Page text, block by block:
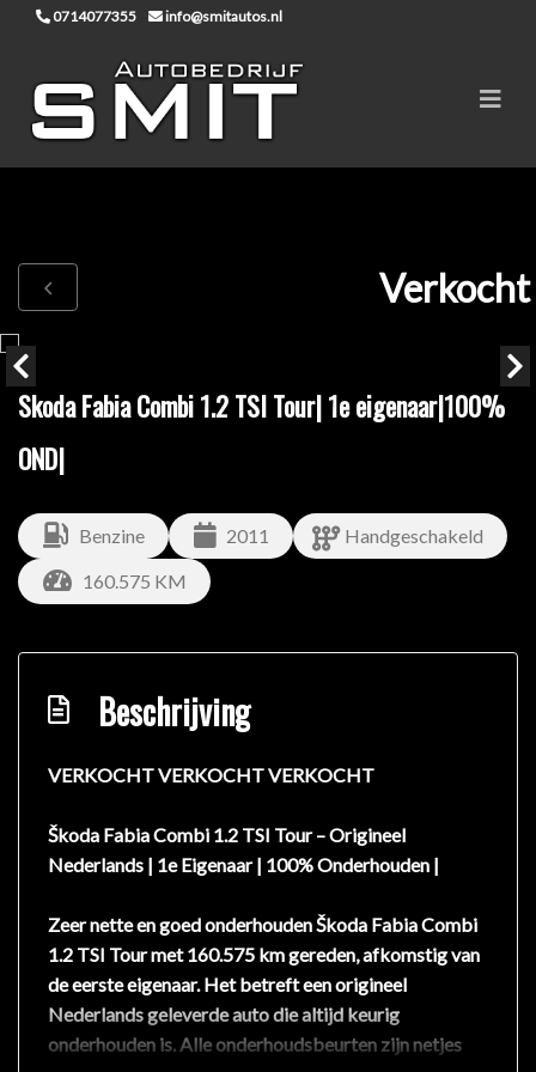
0714077355 info@smitautos.nl
Verkocht
Skoda Fabia Combi 1.2 TSI Tour| 1e eigenaar|100%
OND|
Benzine 2011
Handgeschakeld
160.575 KM
Beschrijving
VERKOCHT VERKOCHT VERKOCHT
Škoda Fabia Combi 1.2 TSI Tour – Origineel
Nederlands | 1e Eigenaar | 100% Onderhouden |
Zeer nette en goed onderhouden Škoda Fabia Combi
1.2 TSI Tour met 160.575 km gereden, afkomstig van
de eerste eigenaar. Het betreft een origineel
Nederlands geleverde auto die altijd keurig
onderhouden is. Alle onderhoudsbeurten zijn netjes